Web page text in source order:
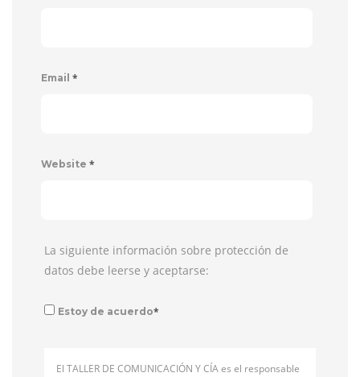
Email *
Website *
La siguiente información sobre protección de
datos debe leerse y aceptarse:
Estoy de acuerdo*
El TALLER DE COMUNICACIÓN Y CÍA es el responsable